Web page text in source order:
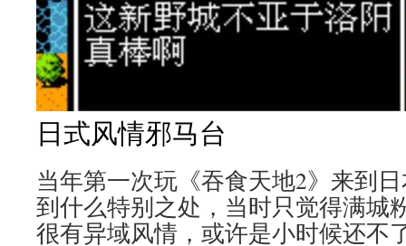
日式风情邪马台
当年第一次玩《吞食天地2》来到
到什么特别之处，当时只觉得满城
很有异域风情，或许是小时候还不